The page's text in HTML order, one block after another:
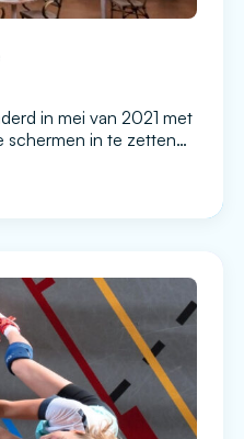
in mei van 2021 met
schermen in te zetten
De 2 zwembaden in